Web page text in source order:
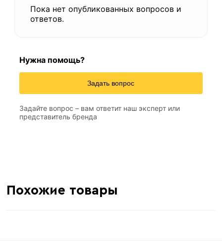
Пока нет опубликованных вопросов и
ответов.
Нужна помощь?
Задать вопрос
Задайте вопрос – вам ответит наш эксперт или
представитель бренда
Похожие товары